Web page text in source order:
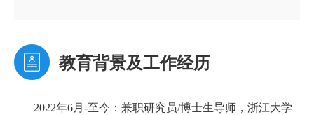
教育背景及工作经历
2022年6月-至今：兼职研究员/博士生导师，浙江大学